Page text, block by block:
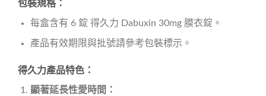
包裝規格：
每盒含有 6 錠 得久力 Dabuxin 30mg 膜衣錠。
產品有效期限與批號請參考包裝標示。
得久力產品特色：
顯著延長性愛時間：